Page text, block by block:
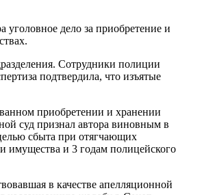
уголовное дело за приобретение и
Сотрудники полиции
подтвердила, что изъятые
приобретении и хранении
суд признал автора виновным в
сбыта при отягчающих
имущества и 3 годам полицейского
в качестве апелляционной